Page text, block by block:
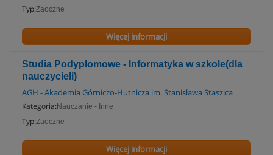
Typ:Zaoczne
Więcej informacji
Studia Podyplomowe - Informatyka w szkole(dla
nauczycieli)
AGH - Akademia Górniczo-Hutnicza im. Stanisława Staszica
Kategoria: Nauczanie - Inne
Typ:Zaoczne
Więcej informacji